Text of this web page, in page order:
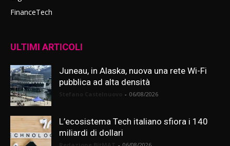
FinanceTech
ULTIMI ARTICOLI
Juneau, in Alaska, nuova una rete Wi-Fi
pubblica ad alta densità
- 06/08/2026
L’ecosistema Tech italiano sfiora i 140
miliardi di dollari